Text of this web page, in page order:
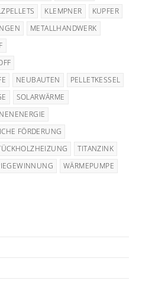
KLEMPNER
KUPFER
METALLHANDWERK
NEUBAUTEN
PELLETKESSEL
SOLARWÄRME
FÖRDERUNG
TITANZINK
WÄRMEPUMPE